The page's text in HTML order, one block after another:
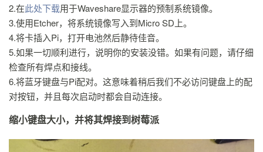
2.在此处下载用于Waveshare显示器的预制系统镜像。
3.使用Etcher，将系统镜像写入到Micro SD上。
4.将卡插入Pi，打开电池然后静待佳音。
5.如果一切顺利进行，说明你的安装没错。如果有问题，请仔细
检查所有焊点和接线。
6.将蓝牙键盘与Pi配对。这意味着稍后我们不必访问键盘上的配
对按钮，并且每次启动时都会自动连接。
缩小键盘大小，并将其焊接到树莓派